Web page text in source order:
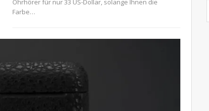
Ohrhörer für nur 33 US-Dollar, solange Ihnen die
Farbe…